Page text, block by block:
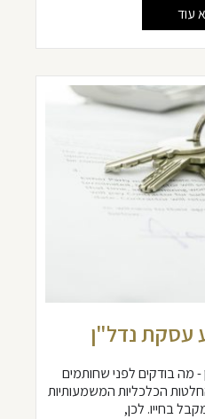
עוד
עסקת נדל"ן
- מה בודקים לפני שחותמים
הכלכליות המשמעותיות
בחייו. לכן,